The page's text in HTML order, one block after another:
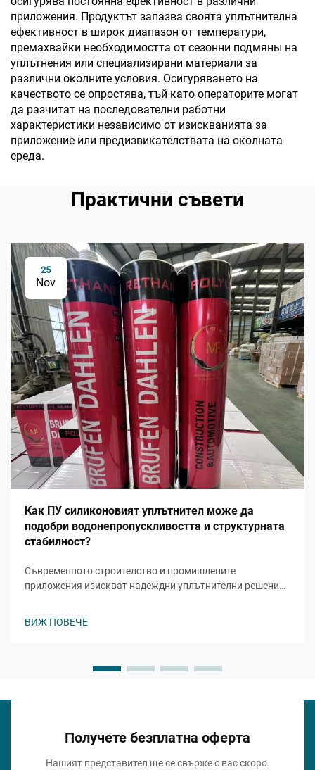
приложения. Продуктът запазва своята уплътнителна
ефективност в широк диапазон от температури,
премахвайки необходимостта от сезонни подмяны на
уплътнения или специализирани материали за
различни околните условия. Осигуряването на
качеството се опростява, тъй като операторите могат
да разчитат на последователни работни
характеристики независимо от изискванията за
приложение или предизвикателствата на околната
среда.
Практични съвети
25
Nov
Как ПУ силиконовият уплътнител може да
подобри водонепропускливостта и структурната
стабилност?
Съвременното строителство и промишлените
приложения изискват надеждни уплътнителни решения,
ВИЖ ПОВЕЧЕ
Получете безплатна оферта
Нашият представител ще се свърже с вас скоро.